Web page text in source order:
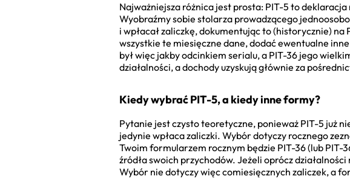
Najważniejsza różnica jest prosta: PIT-5 to
Wyobraźmy sobie stolarza prowadzącego
i wpłacał zaliczkę, dokumentując to (historycznie)
wszystkie te miesięczne dane, dodać ewentualne
był więc jakby odcinkiem serialu, a PIT-36 jego
działalności, a dochody uzyskują głównie za
Kiedy wybrać PIT-5, a kiedy inne formy?
Pytanie jest czysto teoretyczne, ponieważ PIT-5 już
jedynie wpłaca zaliczki. Wybór dotyczy rocznego
Twoim formularzem rocznym będzie PIT-36 (lub PIT-
źródła swoich przychodów. Jeżeli oprócz
Wybór nie dotyczy więc comiesięcznych zaliczek, a